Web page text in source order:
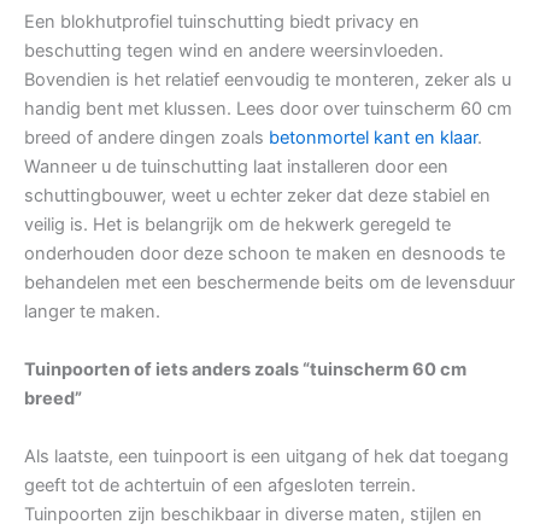
Een blokhutprofiel tuinschutting biedt privacy en
beschutting tegen wind en andere weersinvloeden.
Bovendien is het relatief eenvoudig te monteren, zeker als u
handig bent met klussen. Lees door over tuinscherm 60 cm
breed of andere dingen zoals betonmortel kant en klaar.
Wanneer u de tuinschutting laat installeren door een
schuttingbouwer, weet u echter zeker dat deze stabiel en
veilig is. Het is belangrijk om de hekwerk geregeld te
onderhouden door deze schoon te maken en desnoods te
behandelen met een beschermende beits om de levensduur
langer te maken.
Tuinpoorten of iets anders zoals “tuinscherm 60 cm
breed”
Als laatste, een tuinpoort is een uitgang of hek dat toegang
geeft tot de achtertuin of een afgesloten terrein.
Tuinpoorten zijn beschikbaar in diverse maten, stijlen en